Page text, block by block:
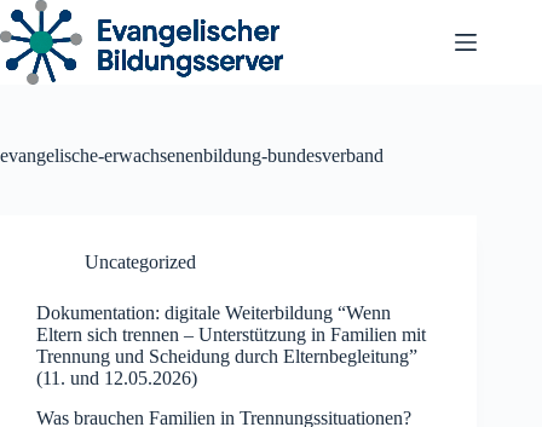
Zum
Inhalt
springen
evangelische-erwachsenenbildung-bundesverband
Uncategorized
Dokumentation: digitale Weiterbildung “Wenn
Eltern sich trennen – Unterstützung in Familien mit
Trennung und Scheidung durch Elternbegleitung”
(11. und 12.05.2026)
Was brauchen Familien in Trennungssituationen?